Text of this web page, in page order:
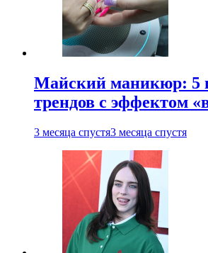
Майский маникюр: 5
трендов с эффектом
3 месяца спустя3 месяца спустя